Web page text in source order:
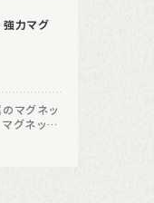
力マグ
マグネッ
グネット
はさんだ